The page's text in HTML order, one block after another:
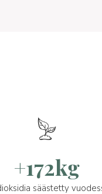
+172kg
säästetty